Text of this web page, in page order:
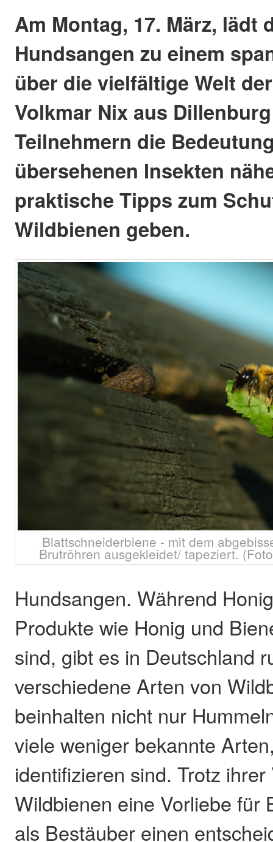
Am Montag, 17. März, lädt
Hundsangen zu einem
über die vielfältige Welt
Volkmar Nix aus
Teilnehmern die
übersehenen Insekten
praktische Tipps zum
Wildbienen geben.
Blattschneiderbiene - mit dem
Brutröhren ausgekleidet/ tapeziert.
Hundsangen. Während
Produkte wie Honig und
sind, gibt es in Deutschland
verschiedene Arten von
beinhalten nicht nur
viele weniger bekannte
identifizieren sind. Trotz
Wildbienen eine Vorliebe für
als Bestäuber einen